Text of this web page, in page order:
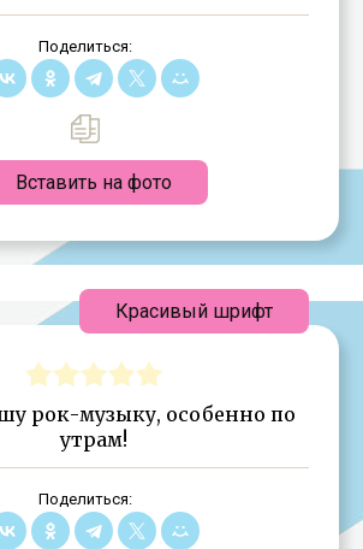
Поделиться:
Вставить на фото
рок-музыку, особенно по
утрам!
Поделиться:
Красивый шрифт